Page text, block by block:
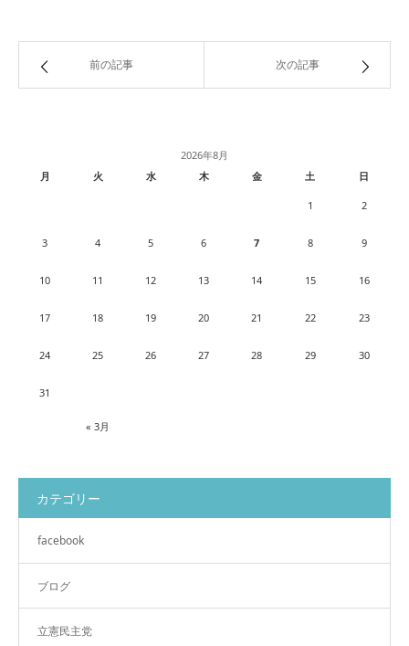
前の記事 次の記事
2026年8月
月
火 水 木 金 土 日
« 3月
1 2
3 4 5 6 7 8 9
10 11 12 13 14 15 16
17 18 19 20 21 22 23
24 25 26 27 28 29 30
31
カテゴリー
facebook
ブログ
立憲民主党